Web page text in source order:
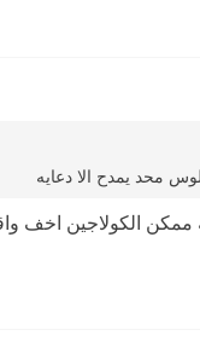
محد يمدح الا دعايه
الكولاجين اخف